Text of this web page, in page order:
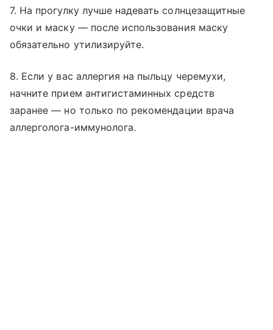
7. На прогулку лучше надевать солнцезащитные
очки и маску — после использования маску
обязательно утилизируйте.
8. Если у вас аллергия на пыльцу черемухи,
начните прием антигистаминных средств
заранее — но только по рекомендации врача
аллерголога-иммунолога.